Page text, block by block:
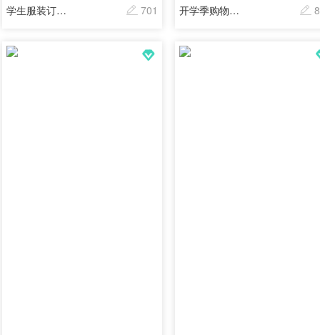
学生服装订购信息统计 701 开学季购物商品订单信息